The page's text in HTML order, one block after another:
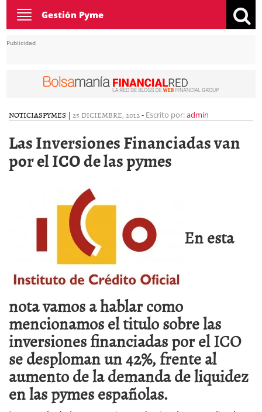
Toggle
navigation
Gestión Pyme
Publicidad
NOTICIASPYMES | 25 DICIEMBRE, 2012- Escrito por:admin
Las Inversiones Financiadas van
por el ICO de las pymes
En esta
nota vamos a hablar como
mencionamos el titulo sobre las
inversiones financiadas por el ICO
se desploman un 42%, frente al
aumento de la demanda de liquidez
en las pymes españolas.